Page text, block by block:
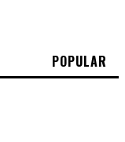
POPULAR